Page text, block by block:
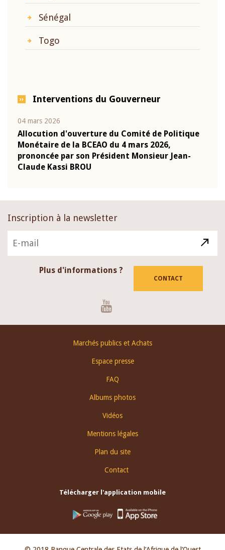
Sénégal
Togo
Interventions du Gouverneur
04 mars 2026
Allocution d'ouverture du Comité de Politique
Monétaire de la BCEAO du 4 mars 2026,
prononcée par son Président Monsieur Jean-
Claude Kassi BROU
Inscription à la newsletter
Plus d'informations ?
CONTACT
Marchés publics et Achats
Espace presse
FAQ
Albums photos
Vidéos
Mentions légales
Plan du site
Contact
Télécharger l'application mobile